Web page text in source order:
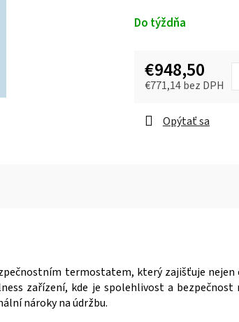
Do týždňa
€948,50
€771,14 bez DPH
Opýtať sa
termostatem, který zajišťuje
zařízení, kde je spolehlivost a
nároky na údržbu.